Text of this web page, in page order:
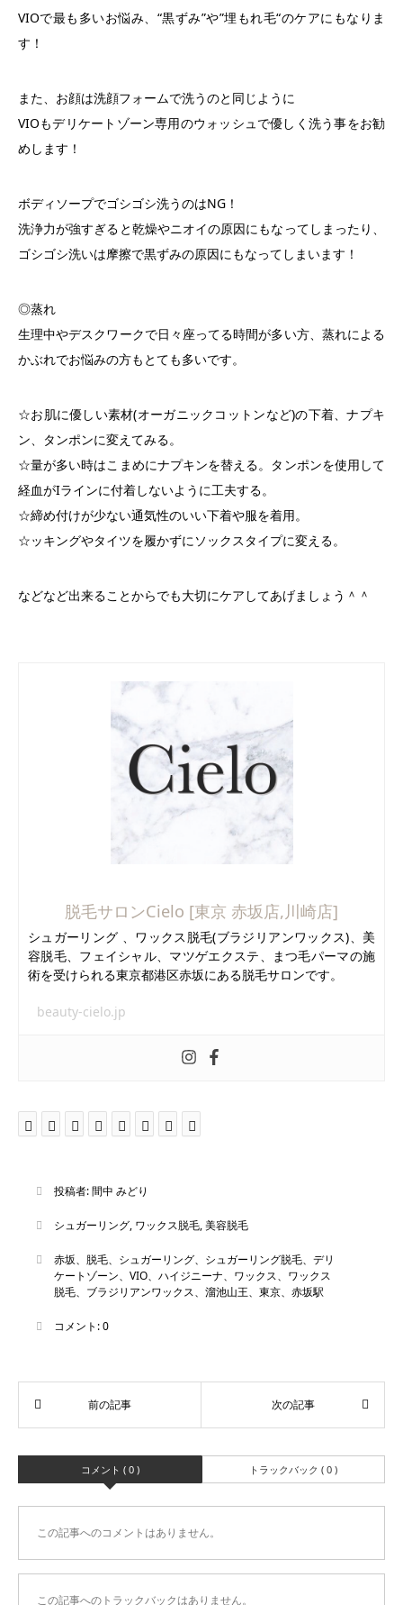
VIOで最も多いお悩み、“黒ずみ”や”埋もれ毛“のケアにもなりま
す！
また、お顔は洗顔フォームで洗うのと同じように
VIOもデリケートゾーン専用のウォッシュで優しく洗う事をお勧
めします！
ボディソープでゴシゴシ洗うのはNG！
洗浄力が強すぎると乾燥やニオイの原因にもなってしまったり、
ゴシゴシ洗いは摩擦で黒ずみの原因にもなってしまいます！
◎蒸れ
生理中やデスクワークで日々座ってる時間が多い方、蒸れによる
かぶれでお悩みの方もとても多いです。
☆お肌に優しい素材(オーガニックコットンなど)の下着、ナプキ
ン、タンポンに変えてみる。
☆量が多い時はこまめにナプキンを替える。タンポンを使用して
経血がIラインに付着しないように工夫する。
☆締め付けが少ない通気性のいい下着や服を着用。
☆ッキングやタイツを履かずにソックスタイプに変える。
などなど出来ることからでも大切にケアしてあげましょう＾＾
脱毛サロンCielo [東京 赤坂店,川崎店]
シュガーリング 、ワックス脱毛(ブラジリアンワックス)、美
容脱毛、フェイシャル、マツゲエクステ、まつ毛パーマの施
術を受けられる東京都港区赤坂にある脱毛サロンです。
beauty-cielo.jp
投稿者:間中 みどり
シュガーリング, ワックス脱毛,美容脱毛
赤坂、脱毛、シュガーリング、シュガーリング脱毛、デリ
ケートゾーン、VIO、ハイジニーナ、ワックス、ワックス
脱毛、ブラジリアンワックス、溜池山王、東京、赤坂駅
コメント:0
コメント ( 0 ) トラックバック ( 0 )
この記事へのコメントはありません。
この記事へのトラックバックはありません。